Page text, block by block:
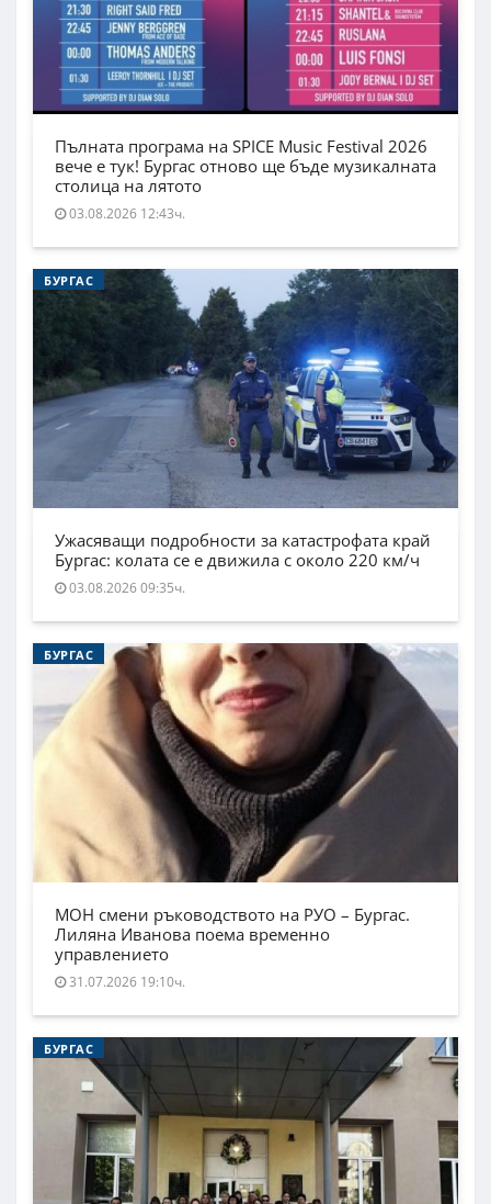
Пълната програма на SPICE Music Festival 2026
вече е тук! Бургас отново ще бъде музикалната
столица на лятото
03.08.2026 12:43ч.
БУРГАС
Ужасяващи подробности за катастрофата край
Бургас: колата се е движила с около 220 км/ч
03.08.2026 09:35ч.
БУРГАС
МОН смени ръководството на РУО – Бургас.
Лиляна Иванова поема временно
управлението
31.07.2026 19:10ч.
БУРГАС